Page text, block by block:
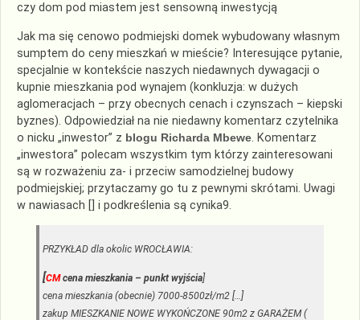
czy dom pod miastem jest sensowną inwestycją
Jak ma się cenowo podmiejski domek wybudowany własnym
sumptem do ceny mieszkań w mieście? Interesujące pytanie,
specjalnie w kontekście naszych niedawnych dywagacji o
kupnie mieszkania pod wynajem (konkluzja: w dużych
aglomeracjach – przy obecnych cenach i czynszach – kiepski
byznes). Odpowiedział na nie niedawny komentarz czytelnika
o nicku „inwestor” z blogu Richarda Mbewe. Komentarz
„inwestora” polecam wszystkim tym którzy zainteresowani
są w rozważeniu za- i przeciw samodzielnej budowy
podmiejskiej; przytaczamy go tu z pewnymi skrótami. Uwagi
w nawiasach [] i podkreślenia są cynika9.
PRZYKŁAD dla okolic WROCŁAWIA:
[CMcena mieszkania – punkt wyjścia]
cena mieszkania (obecnie) 7000-8500zł/m2 […]
zakup MIESZKANIE NOWE WYKOŃCZONE 90m2 z GARAŻEM (